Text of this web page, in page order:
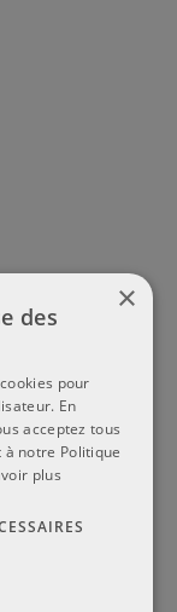
×
des
pour
En
acceptez tous
notre Politique
plus